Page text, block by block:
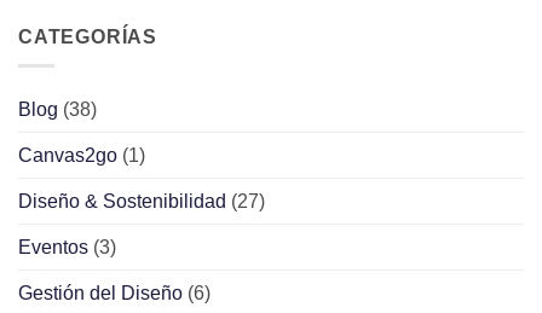
CATEGORÍAS
Blog (38)
Canvas2go (1)
Diseño & Sostenibilidad (27)
Eventos (3)
Gestión del Diseño (6)